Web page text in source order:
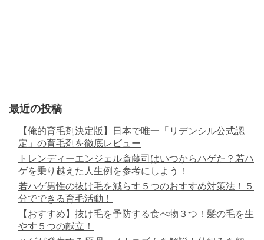
最近の投稿
【俺的育毛剤決定版】日本で唯一「リデンシル公式認
定」の育毛剤を徹底レビュー
トレンディーエンジェル斎藤司はいつからハゲた？若ハ
ゲを乗り越えた人生例を参考にしよう！
若ハゲ男性の抜け毛を減らす５つのおすすめ対策法！５
分でできる育毛活動！
【おすすめ】抜け毛を予防する食べ物３つ！髪の毛を生
やす５つの献立！